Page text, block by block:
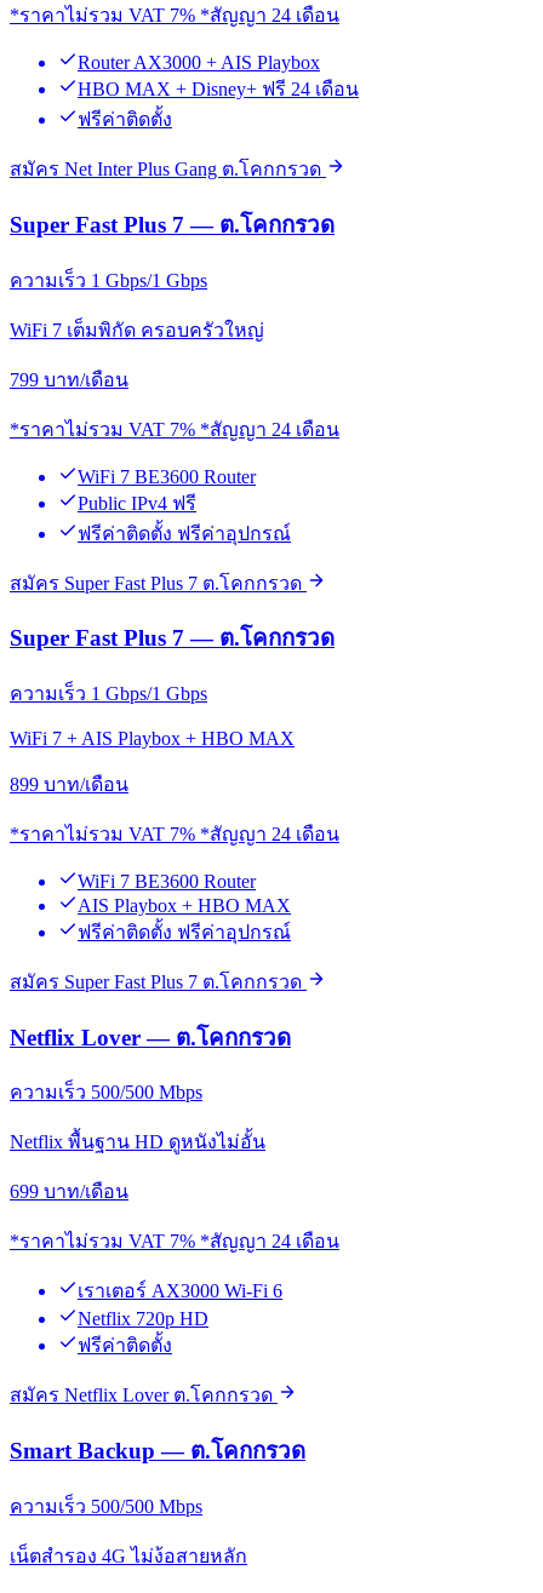
*ราคาไม่รวม VAT 7% *สัญญา 24 เดือน
Router AX3000 + AIS Playbox
HBO MAX + Disney+ ฟรี 24 เดือน
ฟรีค่าติดตั้ง
สมัคร Net Inter Plus Gang ต.โคกกรวด
Super Fast Plus 7 — ต.โคกกรวด
ความเร็ว 1 Gbps/1 Gbps
WiFi 7 เต็มพิกัด ครอบครัวใหญ่
799 บาท/เดือน
*ราคาไม่รวม VAT 7% *สัญญา 24 เดือน
WiFi 7 BE3600 Router
Public IPv4 ฟรี
ฟรีค่าติดตั้ง ฟรีค่าอุปกรณ์
สมัคร Super Fast Plus 7 ต.โคกกรวด
Super Fast Plus 7 — ต.โคกกรวด
ความเร็ว 1 Gbps/1 Gbps
WiFi 7 + AIS Playbox + HBO MAX
899 บาท/เดือน
*ราคาไม่รวม VAT 7% *สัญญา 24 เดือน
WiFi 7 BE3600 Router
AIS Playbox + HBO MAX
ฟรีค่าติดตั้ง ฟรีค่าอุปกรณ์
สมัคร Super Fast Plus 7 ต.โคกกรวด
Netflix Lover — ต.โคกกรวด
ความเร็ว 500/500 Mbps
Netflix พื้นฐาน HD ดูหนังไม่อั้น
699 บาท/เดือน
*ราคาไม่รวม VAT 7% *สัญญา 24 เดือน
เราเตอร์ AX3000 Wi-Fi 6
Netflix 720p HD
ฟรีค่าติดตั้ง
สมัคร Netflix Lover ต.โคกกรวด
Smart Backup — ต.โคกกรวด
ความเร็ว 500/500 Mbps
เน็ตสำรอง 4G ไม่ง้อสายหลัก